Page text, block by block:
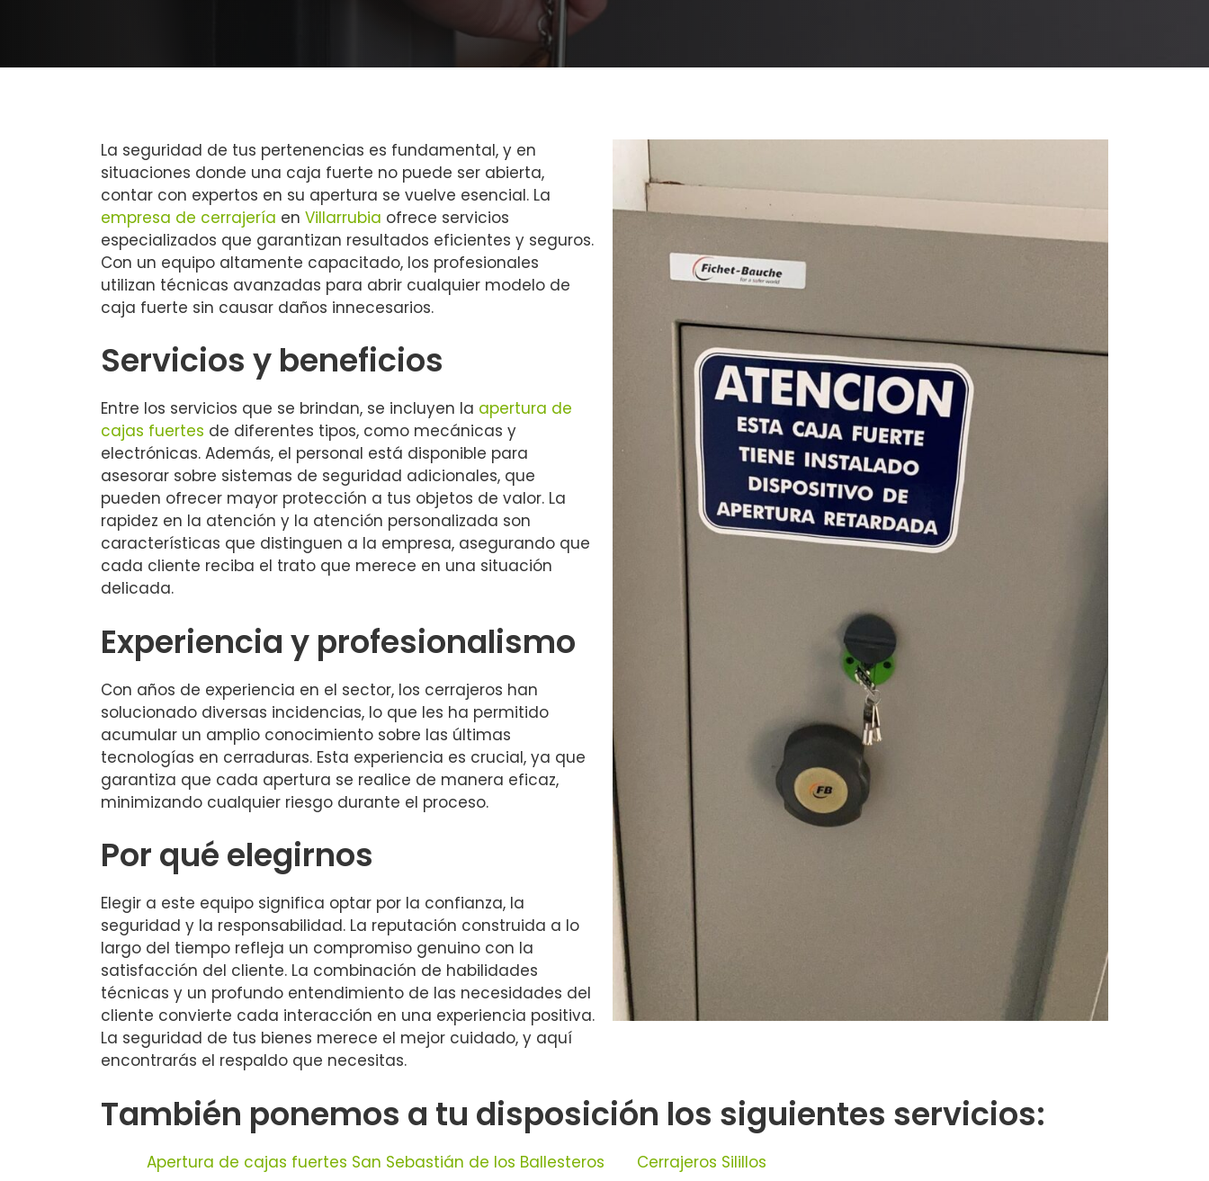
La seguridad de tus pertenencias es fundamental, y en
situaciones donde una caja fuerte no puede ser abierta,
contar con expertos en su apertura se vuelve esencial. La
empresa de cerrajería en Villarrubia ofrece servicios
especializados que garantizan resultados eficientes y seguros.
Con un equipo altamente capacitado, los profesionales
utilizan técnicas avanzadas para abrir cualquier modelo de
caja fuerte sin causar daños innecesarios.
Servicios y beneficios
Entre los servicios que se brindan, se incluyen la apertura de
cajas fuertes de diferentes tipos, como mecánicas y
electrónicas. Además, el personal está disponible para
asesorar sobre sistemas de seguridad adicionales, que
pueden ofrecer mayor protección a tus objetos de valor. La
rapidez en la atención y la atención personalizada son
características que distinguen a la empresa, asegurando que
cada cliente reciba el trato que merece en una situación
delicada.
Experiencia y profesionalismo
Con años de experiencia en el sector, los cerrajeros han
solucionado diversas incidencias, lo que les ha permitido
acumular un amplio conocimiento sobre las últimas
tecnologías en cerraduras. Esta experiencia es crucial, ya que
garantiza que cada apertura se realice de manera eficaz,
minimizando cualquier riesgo durante el proceso.
Por qué elegirnos
Elegir a este equipo significa optar por la confianza, la
seguridad y la responsabilidad. La reputación construida a lo
largo del tiempo refleja un compromiso genuino con la
satisfacción del cliente. La combinación de habilidades
técnicas y un profundo entendimiento de las necesidades del
cliente convierte cada interacción en una experiencia positiva.
La seguridad de tus bienes merece el mejor cuidado, y aquí
encontrarás el respaldo que necesitas.
También ponemos a tu disposición los siguientes servicios:
Apertura de cajas fuertes San Sebastián de los Ballesteros Cerrajeros Silillos